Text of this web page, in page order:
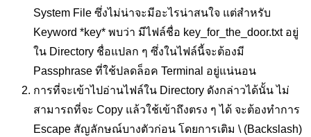
System File ซึ่งไม่น่าจะมีอะไรน่าสนใจ แต่สำหรับ
Keyword *key* พบว่า มีไฟล์ชื่อ key_for_the_door.txt อยู่
ใน Directory ชื่อแปลก ๆ ซึ่งในไฟล์นี้จะต้องมี
Passphrase ที่ใช้ปลดล็อค Terminal อยู่แน่นอน
การที่จะเข้าไปอ่านไฟล์ใน Directory ดังกล่าวได้นั้น ไม่
สามารถที่จะ Copy แล้วใช้เข้าถึงตรง ๆ ได้ จะต้องทำการ
Escape สัญลักษณ์บางตัวก่อน โดยการเติม \ (Backslash)